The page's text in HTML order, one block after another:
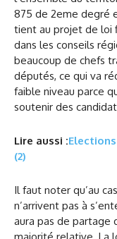
875 de 2eme degré
tient au projet de loi
dans les conseils
beaucoup de chefs
députés, ce qui va
faible niveau parce
soutenir des
Lire aussi :
(2)
Il faut noter qu’au
n’arrivent pas à
aura pas de partage
majorité relative. La